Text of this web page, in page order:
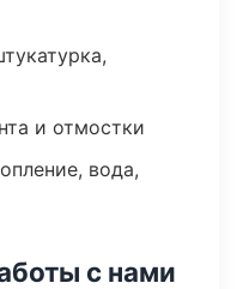
и отмостки
вода,
с нами